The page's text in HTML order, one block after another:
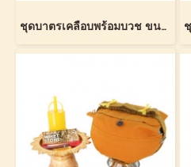
ชุดบาตรเคลือบพร้อมบวช ขนาด 7 นิ้ว (Coated Monk Bowl Ordination Set 7 Inches)